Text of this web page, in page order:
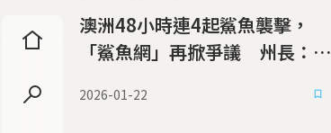
澳洲48小時連4起鯊魚襲擊，
「鯊魚網」再掀爭議 州長：救
2026-01-22